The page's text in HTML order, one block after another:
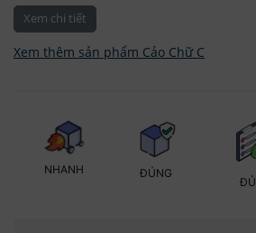
Xem chi tiết
Xem thêm sản phẩm Cảo Chữ C
NHANH ĐÚNG
ĐỦ